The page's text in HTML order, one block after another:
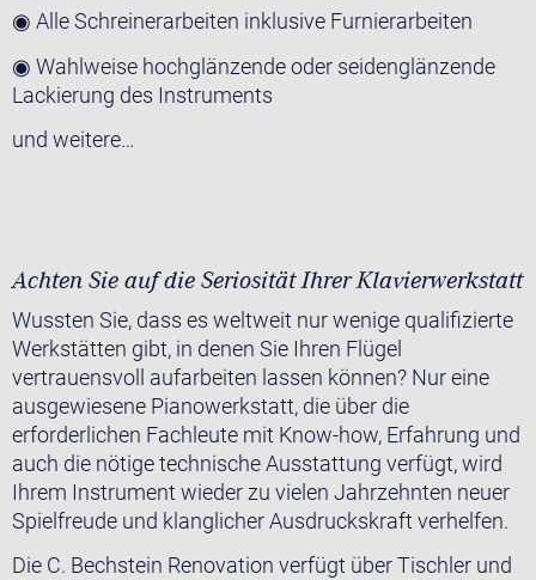
◉ Alle Schreinerarbeiten inklusive Furnierarbeiten
◉ Wahlweise hochglänzende oder seidenglänzende
Lackierung des Instruments
und weitere…
Achten Sie auf die Seriosität Ihrer Klavierwerkstatt
Wussten Sie, dass es weltweit nur wenige qualifizierte
Werkstätten gibt, in denen Sie Ihren Flügel
vertrauensvoll aufarbeiten lassen können? Nur eine
ausgewiesene Pianowerkstatt, die über die
erforderlichen Fachleute mit Know-how, Erfahrung und
auch die nötige technische Ausstattung verfügt, wird
Ihrem Instrument wieder zu vielen Jahrzehnten neuer
Spielfreude und klanglicher Ausdruckskraft verhelfen.
Die C. Bechstein Renovation verfügt über Tischler und